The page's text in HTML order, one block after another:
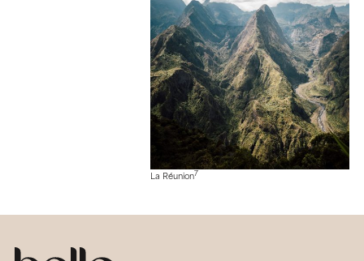
La Réunion7